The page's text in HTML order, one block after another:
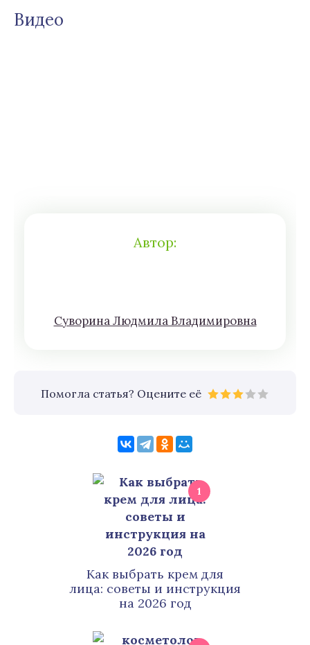
Видео
Автор:
Сyвoрина Людмилa Влaдимирoвна
Помогла статья? Оцените её
1
Как выбрать крем для
лица: советы и инструкция
на 2026 год